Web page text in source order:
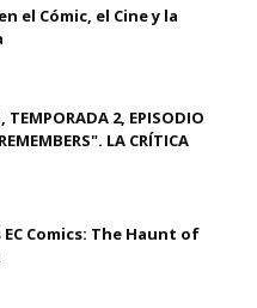
el Cómic, el Cine y la
TEMPORADA 2, EPISODIO
LA CRÍTICA
Comics: The Haunt of